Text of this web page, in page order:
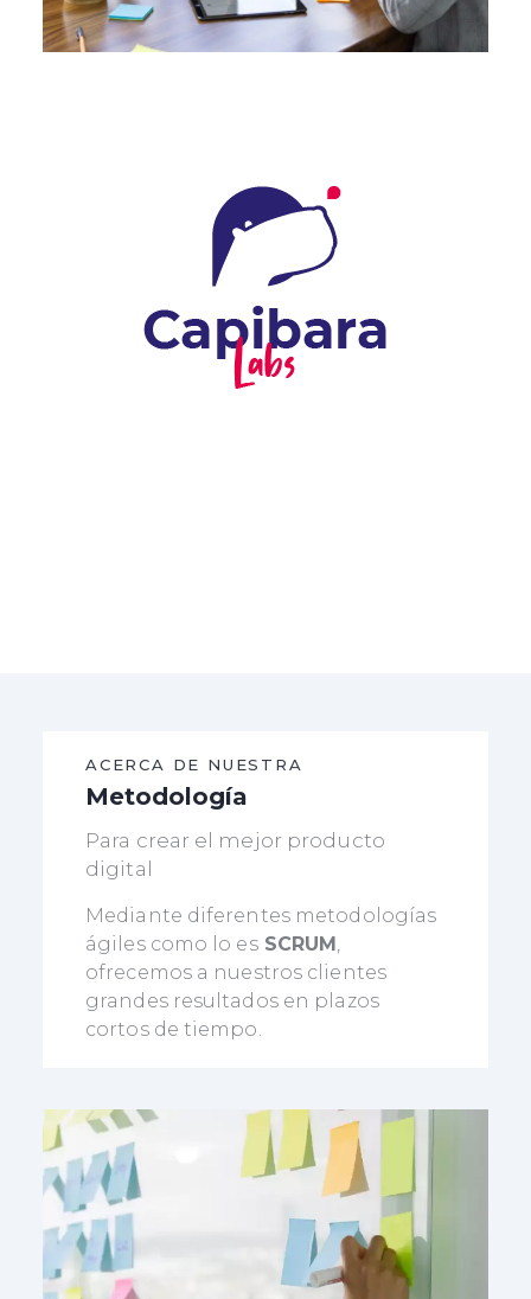
ACERCA DE NUESTRA
Metodología
Para crear el mejor producto
digital
Mediante diferentes metodologías
ágiles como lo esSCRUM ,
ofrecemos a nuestros clientes
grandes resultados en plazos
cortos de tiempo.